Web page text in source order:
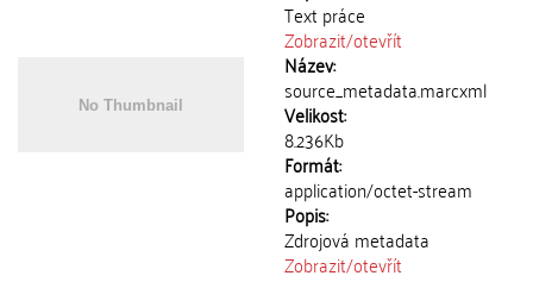
Text práce
Zobrazit/otevřít
Název:
source_metadata.marcxml
Velikost:
8.236Kb
Formát:
application/octet-stream
Popis:
Zdrojová metadata
Zobrazit/otevřít